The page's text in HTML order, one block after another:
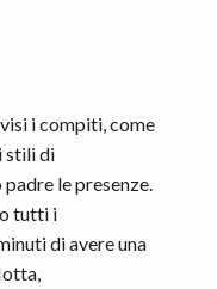
i compiti, come
stili di
le presenze.
tutti i
di avere una